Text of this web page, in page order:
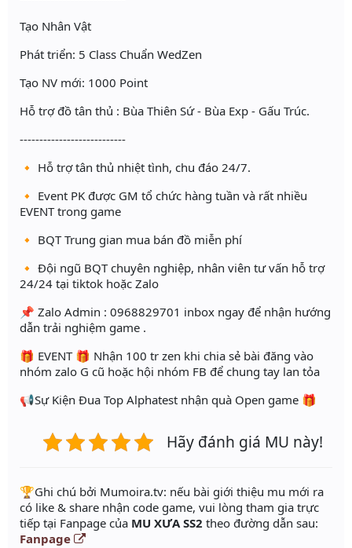
Tạo Nhân Vật
Phát triển: 5 Class Chuẩn WedZen
Tạo NV mới: 1000 Point
Hỗ trợ đồ tân thủ : Bùa Thiên Sứ - Bùa Exp - Gấu Trúc.
---------------------------
🔸 Hỗ trợ tân thủ nhiệt tình, chu đáo 24/7.
🔸 Event PK được GM tổ chức hàng tuần và rất nhiều
EVENT trong game
🔸 BQT Trung gian mua bán đồ miễn phí
🔸 Đội ngũ BQT chuyên nghiệp, nhân viên tư vấn hỗ trợ
24/24 tại tiktok hoặc Zalo
📌 Zalo Admin : 0968829701 inbox ngay để nhận hướng
dẫn trải nghiệm game .
🎁 EVENT 🎁 Nhận 100 tr zen khi chia sẻ bài đăng vào
nhóm zalo G cũ hoặc hội nhóm FB để chung tay lan tỏa
📢Sự Kiện Đua Top Alphatest nhận quà Open game 🎁
Hãy đánh giá MU này!
️🏆Ghi chú bởi Mumoira.tv: nếu bài giới thiệu mu mới ra
có like & share nhận code game, vui lòng tham gia trực
tiếp tại Fanpage của MU XƯA SS2 theo đường dẫn sau:
Fanpage